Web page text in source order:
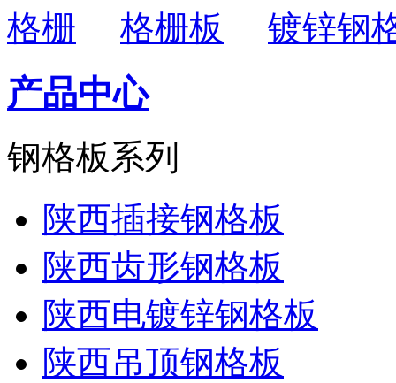
格栅
格栅板 镀锌钢
产品中心
钢格板系列
陕西插接钢格板
陕西齿形钢格板
陕西电镀锌钢格板
陕西吊顶钢格板